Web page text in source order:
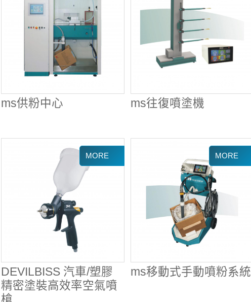
ms供粉中心 ms往復噴塗機
DEVILBISS 汽車/塑膠
精密塗裝高效率空氣噴
槍
ms移動式手動噴粉系統